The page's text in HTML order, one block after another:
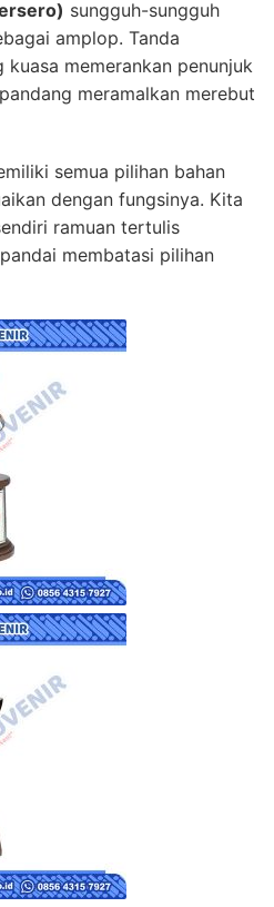
sungguh-sungguh
amplop. Tanda
memerankan penunjuk
meramalkan merebut
semua pilihan bahan
dengan fungsinya. Kita
ramuan tertulis
membatasi pilihan